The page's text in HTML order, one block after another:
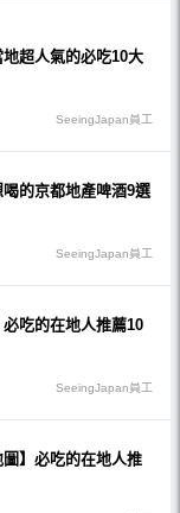
地超人氣的必吃10大
SeeingJapan員工
的京都地產啤酒9選
SeeingJapan員工
必吃的在地人推薦10
SeeingJapan員工
圖】必吃的在地人推